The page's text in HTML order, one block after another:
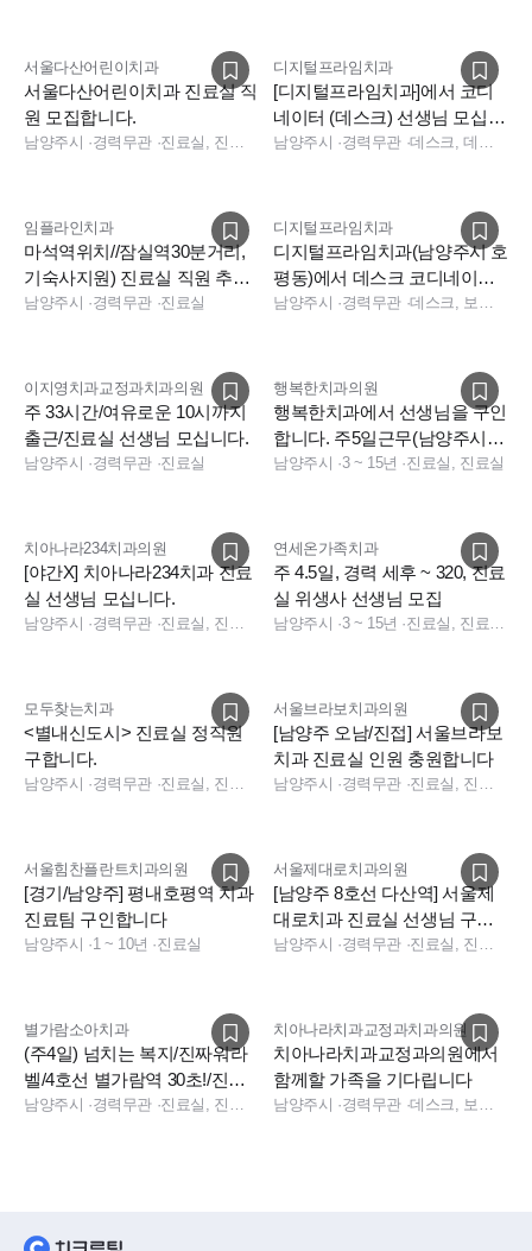
서울다산어린이치과
서울다산어린이치과 진료실 직
원 모집합니다.
남양주시 ·경력무관 · 진료실, 진료실
디지털프라임치과
[디지털프라임치과]에서 코디
네이터 (데스크) 선생님 모십니
다
남양주시 ·경력무관 · 데스크, 데스크, 데스크
임플라인치과
마석역위치//잠실역30분거리,
기숙사지원) 진료실 직원 추가
모집합니다
남양주시 ·경력무관 ·진료실
디지털프라임치과
디지털프라임치과(남양주시 호
평동)에서 데스크 코디네이터
선생님 모십니다.
남양주시 ·경력무관 · 데스크, 보험청구, 데스크, 상담, 전화응대(CS), 보험청구
이지영치과교정과치과의원
주 33시간/여유로운 10시까지
출근/진료실 선생님 모십니다.
남양주시 ·경력무관 ·진료실
행복한치과의원
행복한치과에서 선생님을 구인
합니다. 주5일근무(남양주시
덕소,도곡,도농,구리,하남)
남양주시 ·3 ~ 15년 ·진료실, 진료실
치아나라234치과의원
[야간X] 치아나라234치과 진료
실 선생님 모십니다.
남양주시 ·경력무관 · 진료실, 진료실
연세온가족치과
주 4.5일, 경력 세후 ~ 320, 진료
실 위생사 선생님 모집
남양주시 ·3 ~ 15년 · 진료실, 진료팀장
모두찾는치과
<별내신도시> 진료실 정직원
구합니다.
남양주시 ·경력무관 · 진료실, 진료실
서울브라보치과의원
[남양주 오남/진접] 서울브라보
치과 진료실 인원 충원합니다
남양주시 ·경력무관 · 진료실, 진료팀장, 수술실
서울힘찬플란트치과의원
[경기/남양주] 평내호평역 치과
진료팀 구인합니다
남양주시 ·1 ~ 10년 ·진료실
서울제대로치과의원
[남양주 8호선 다산역] 서울제
대로치과 진료실 선생님 구인
합니다.
남양주시 ·경력무관 · 진료실, 진료실
별가람소아치과
(주4일) 넘치는 복지/진짜워라
벨/4호선 별가람역 30초!/진료
실
남양주시 ·경력무관 · 진료실, 진료실
치아나라치과교정과치과의원
치아나라치과교정과의원에서
함께할 가족을 기다립니다
남양주시 ·경력무관 · 데스크, 보험청구, 진료실, 데스크, 상담, 보험청구, 실장, 진료실